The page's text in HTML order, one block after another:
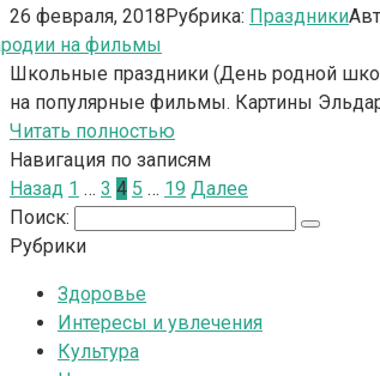
26 февраля, 2018Рубрика: Праздники
Школьные праздники (День родной
на популярные фильмы. Картины
Читать полностью
Навигация по записям
Назад 1 … 3 4 5 … 19 Далее
Поиск:
Рубрики
Здоровье
Интересы и увлечения
Культура